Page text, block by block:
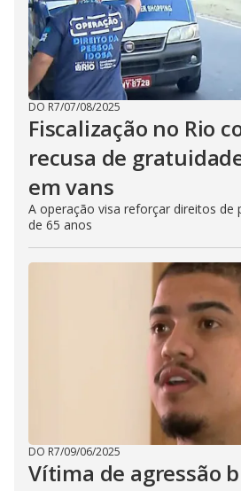
DO R7/07/08/2025
Fiscalização no Rio
recusa de
em vans
A operação visa reforçar direitos de
de 65 anos
DO R7/09/06/2025
Vítima de agressão